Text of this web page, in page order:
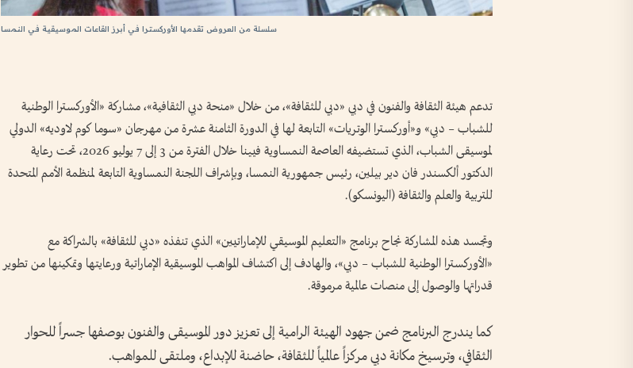
سلسلة من العروض تقدمها الأوركسترا في أبرز القاعات الموسيقية في النمسا
تدعم هيئة الثقافة والفنون في دبي «دبي للثقافة»، من خلال «منحة دبي الثقافية»، مشاركة «الأوركسترا الوطنية
للشباب – دبي» و«أوركسترا الوتريات» التابعة لها في الدورة الثامنة عشرة من مهرجان «سوما كوم لاوديه» الدولي
لموسيقى الشباب، الذي تستضيفه العاصمة النمساوية فيينا خلال الفترة من 3 إلى 7 يوليو 2026، تحت رعاية
الدكتور ألكسندر فان دير بيلين، رئيس جمهورية النمسا، وبإشراف اللجنة النمساوية التابعة لمنظمة الأمم المتحدة
للتربية والعلم والثقافة (اليونسكو).
وتجسد هذه المشاركة نجاح برنامج «التعليم الموسيقي للإماراتيين» الذي تنفذه «دبي للثقافة» بالشراكة مع
«الأوركسترا الوطنية للشباب – دبي»، والهادف إلى اكتشاف المواهب الموسيقية الإماراتية ورعايتها وتمكينها من تطوير
قدراتها والوصول إلى منصات عالمية مرموقة.
كما يندرج البرنامج ضمن جهود الهيئة الرامية إلى تعزيز دور الموسيقى والفنون بوصفها جسراً للحوار
الثقافي، وترسيخ مكانة دبي مركزاً عالمياً للثقافة، حاضنة للإبداع، وملتقى للمواهب.